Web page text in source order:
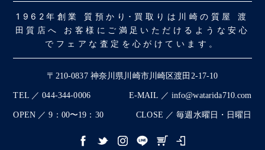
1962年創業 質預かり･買取りは川崎の質屋 渡
田質店へ お客様にご満足いただけるような安心
でフェアな査定を心がけています。
〒210-0837 神奈川県川崎市川崎区渡田2-17-10
TEL ／ 044-344-0006 E-MAIL ／ info@watarida710.com
OPEN ／ 9：00〜19：30 CLOSE ／ 毎週水曜日・日曜日